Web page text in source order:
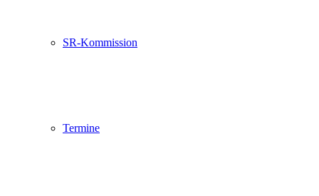
SR-Kommission
Termine